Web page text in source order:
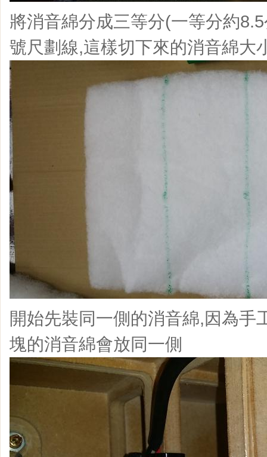
將消音綿分成三等分(一等分約
號尺劃線,這樣切下來的消音綿大
開始先裝同一側的消音綿,因為手
塊的消音綿會放同一側